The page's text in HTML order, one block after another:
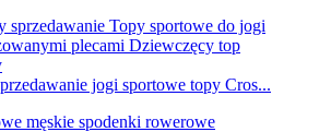
jogi sportowe topy Cros...